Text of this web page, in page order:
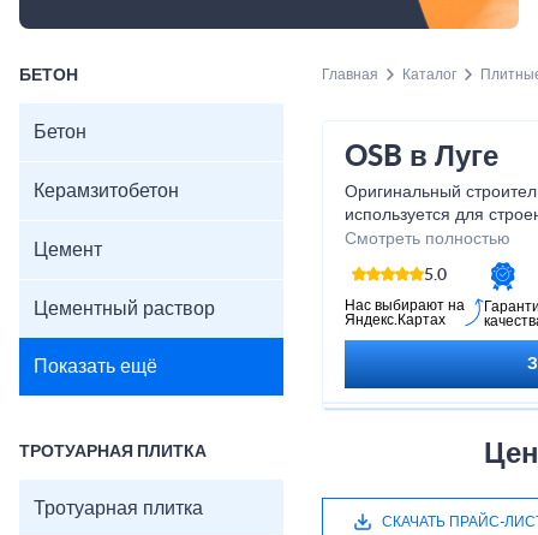
БЕТОН
Бетон
Керамзитобетон
Цемент
Цементный раствор
Показать ещё
ТРОТУАРНАЯ ПЛИТКА
Тротуарная плитка
Главная Каталог
OSB в Луге
Оригинальный
используется для
Отличить материал
представляет
В действительности
максимально упрощает
сооружения внутри
Смотреть полностью
5.0
Нас выбирают на
Яндекс.Картах
СКАЧАТЬ ПРАЙС-